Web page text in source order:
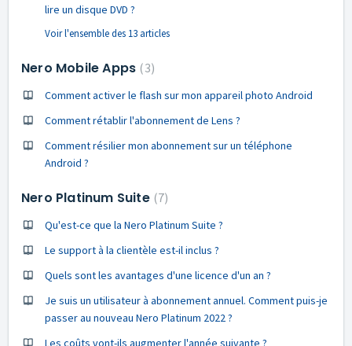
lire un disque DVD ?
Voir l'ensemble des 13 articles
Nero Mobile Apps 3
Comment activer le flash sur mon appareil photo Android
Comment rétablir l'abonnement de Lens ?
Comment résilier mon abonnement sur un téléphone
Android ?
Nero Platinum Suite 7
Qu'est-ce que la Nero Platinum Suite ?
Le support à la clientèle est-il inclus ?
Quels sont les avantages d'une licence d'un an ?
Je suis un utilisateur à abonnement annuel. Comment puis-je
passer au nouveau Nero Platinum 2022 ?
Les coûts vont-ils augmenter l'année suivante ?